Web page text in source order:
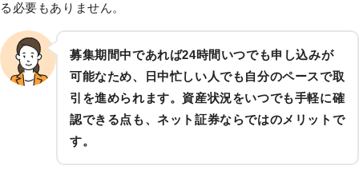
る必要もありません。
募集期間中であれば24時間いつでも申し込みが
可能なため、日中忙しい人でも自分のペースで取
引を進められます。資産状況をいつでも手軽に確
認できる点も、ネット証券ならではのメリットで
す。